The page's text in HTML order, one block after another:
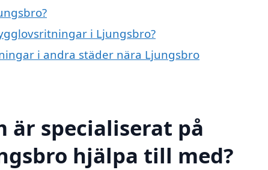
i Ljungsbro?
i andra städer nära Ljungsbro
är specialiserat på
hjälpa till med?